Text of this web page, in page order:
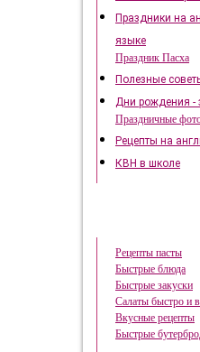
Праздники на
языке
Праздник Пасха
Полезные
Дни рождения -
Праздничные
Рецепты на
КВН в школе
Рецепты пасты
Быстрые блюда
Быстрые закуски
Салаты быстро и
Вкусные рецепты
Быстрые